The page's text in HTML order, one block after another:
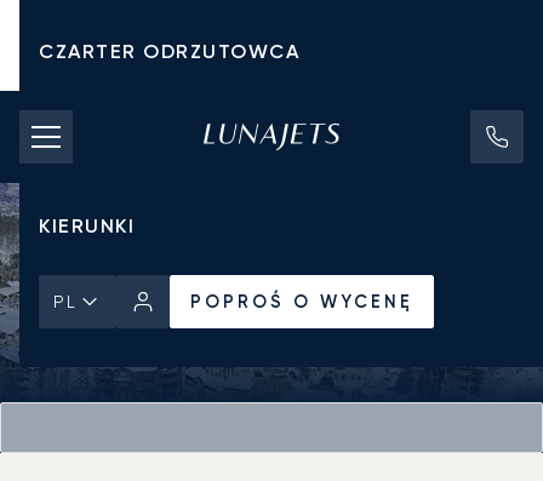
CZARTER ODRZUTOWCA
KOSZTY CZARTERU
PRYWATNE ODRZUTOWCE
KIERUNKI
PL POPROŚ O WYCENĘ